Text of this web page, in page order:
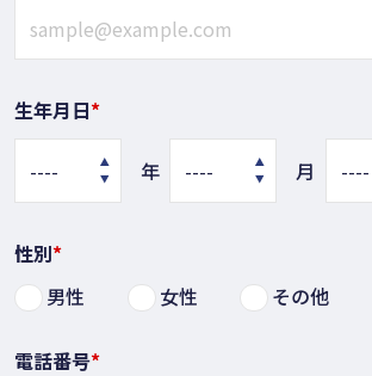
生年月日*
年 月
性別*
男性
女性 その他
電話番号*